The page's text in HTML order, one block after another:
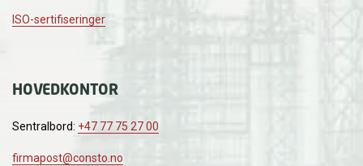
ISO-sertifiseringer
HOVEDKONTOR
Sentralbord: +47 77 75 27 00
firmapost@consto.no